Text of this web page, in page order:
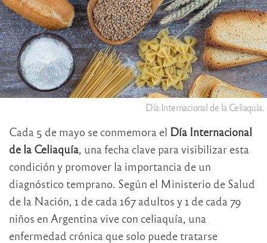
Día Internacional de la Celiaquía.
Cada 5 de mayo se conmemora el Día Internacional
de la Celiaquía, una fecha clave para visibilizar esta
condición y promover la importancia de un
diagnóstico temprano. Según el Ministerio de Salud
de la Nación, 1 de cada 167 adultos y 1 de cada 79
niños en Argentina vive con celiaquía, una
enfermedad crónica que solo puede tratarse